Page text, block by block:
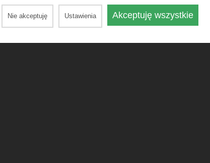
Nie akceptuję Ustawienia Akceptuję wszystkie